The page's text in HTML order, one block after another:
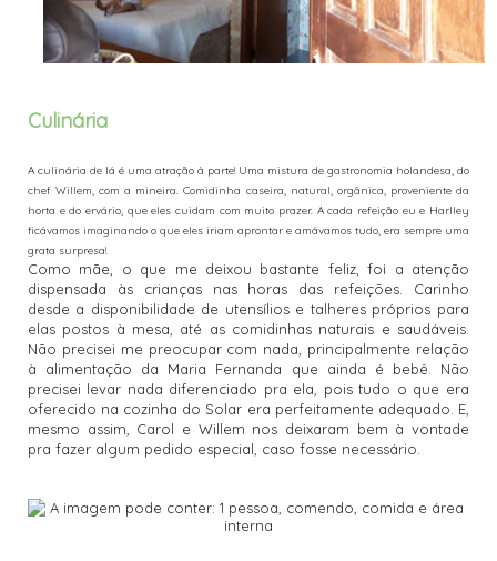
Culinária
A culinária de lá é uma atração à parte! Uma mistura de gastronomia holandesa, do
chef Willem, com a mineira. Comidinha caseira, natural, orgânica, proveniente da
horta e do ervário, que eles cuidam com muito prazer. A cada refeição eu e Harlley
ficávamos imaginando o que eles iriam aprontar e amávamos tudo, era sempre uma
grata surpresa!
Como mãe, o que me deixou bastante feliz, foi a atenção
dispensada às crianças nas horas das refeições. Carinho
desde a disponibilidade de utensílios e talheres próprios para
elas postos à mesa, até as comidinhas naturais e saudáveis.
Não precisei me preocupar com nada, principalmente relação
à alimentação da Maria Fernanda que ainda é bebê. Não
precisei levar nada diferenciado pra ela, pois tudo o que era
oferecido na cozinha do Solar era perfeitamente adequado. E,
mesmo assim, Carol e Willem nos deixaram bem à vontade
pra fazer algum pedido especial, caso fosse necessário.